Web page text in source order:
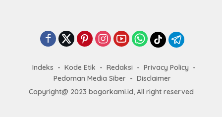
Indeks Kode Etik Redaksi
Privacy Policy
Pedoman Media Siber
Disclaimer
Copyright@ 2023 bogorkami.id, All right reserved